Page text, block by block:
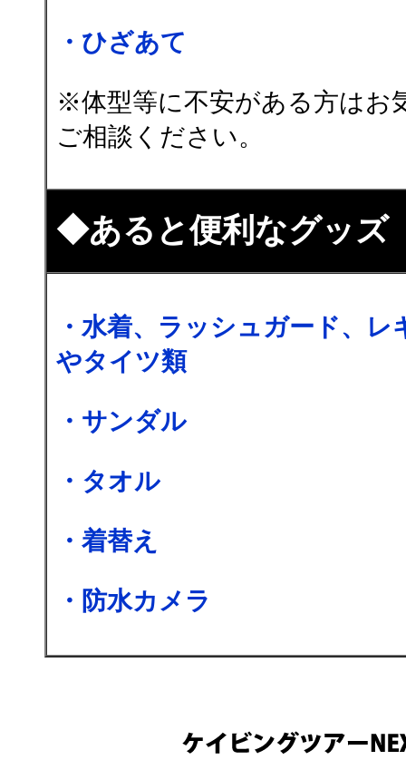
・ひざあて
※体型等に不安がある方はお
ご相談ください。
◆あると便利なグッズ
・水着、ラッシュガード、レ
やタイツ類
・サンダル
・タオル
・着替え
・防水カメラ